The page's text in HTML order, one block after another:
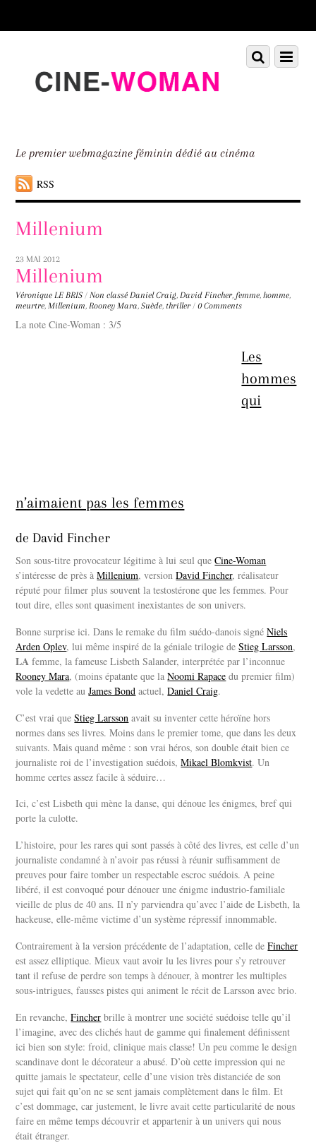
down
Le premier webmagazine féminin dédié au cinéma
RSS
Menu
Scroll
down
Millenium
23 MAI 2012
Millenium
Véronique LE BRIS / Non classé Daniel Craig,David Fincher, femme,homme,
meurtre,Millenium,Rooney Mara,Suède, thriller / 0 Comments
La note Cine-Woman : 3/5
Les
hommes
qui
n’aimaient pas les femmes
de David Fincher
Son sous-titre provocateur légitime à lui seul queCine-Woman
s’intéresse de près àMillenium, versionDavid Fincher, réalisateur
réputé pour filmer plus souvent la testostérone que les femmes. Pour
tout dire, elles sont quasiment inexistantes de son univers.
Bonne surprise ici. Dans le remake du film suédo-danois signéNiels
Arden Oplev, lui même inspiré de la géniale trilogie deStieg Larsson,
LA femme, la fameuse Lisbeth Salander, interprétée par l’inconnue
Rooney Mara, (moins épatante que laNoomi Rapace du premier film)
vole la vedette auJames Bond actuel,Daniel Craig.
C’est vrai queStieg Larsson avait su inventer cette héroïne hors
normes dans ses livres. Moins dans le premier tome, que dans les deux
suivants. Mais quand même : son vrai héros, son double était bien ce
journaliste roi de l’investigation suédois,Mikael Blomkvist. Un
homme certes assez facile à séduire…
Ici, c’est Lisbeth qui mène la danse, qui dénoue les énigmes, bref qui
porte la culotte.
L’histoire, pour les rares qui sont passés à côté des livres, est celle d’un
journaliste condamné à n’avoir pas réussi à réunir suffisamment de
preuves pour faire tomber un respectable escroc suédois. A peine
libéré, il est convoqué pour dénouer une énigme industrio-familiale
vieille de plus de 40 ans. Il n’y parviendra qu’avec l’aide de Lisbeth, la
hackeuse, elle-même victime d’un système répressif innommable.
Contrairement à la version précédente de l’adaptation, celle deFincher
est assez elliptique. Mieux vaut avoir lu les livres pour s’y retrouver
tant il refuse de perdre son temps à dénouer, à montrer les multiples
sous-intrigues, fausses pistes qui animent le récit de Larsson avec brio.
En revanche,Fincher brille à montrer une société suédoise telle qu’il
l’imagine, avec des clichés haut de gamme qui finalement définissent
ici bien son style: froid, clinique mais classe! Un peu comme le design
scandinave dont le décorateur a abusé. D’où cette impression qui ne
quitte jamais le spectateur, celle d’une vision très distanciée de son
sujet qui fait qu’on ne se sent jamais complètement dans le film. Et
c’est dommage, car justement, le livre avait cette particularité de nous
faire en même temps découvrir et appartenir à un univers qui nous
était étranger.